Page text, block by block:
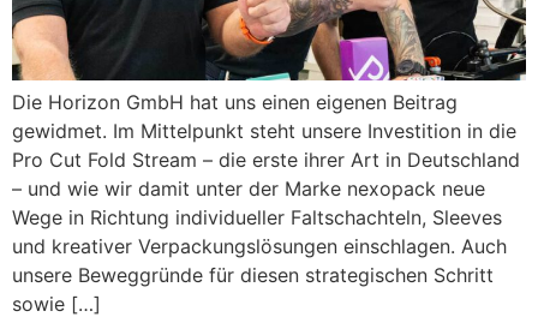
Die Horizon GmbH hat uns einen eigenen Beitrag
gewidmet. Im Mittelpunkt steht unsere Investition in die
Pro Cut Fold Stream – die erste ihrer Art in Deutschland
– und wie wir damit unter der Marke nexopack neue
Wege in Richtung individueller Faltschachteln, Sleeves
und kreativer Verpackungslösungen einschlagen. Auch
unsere Beweggründe für diesen strategischen Schritt
sowie […]